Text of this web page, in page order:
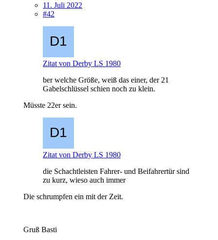
11. Juli 2022
#42
Zitat von Derby LS 1980
ber welche Größe, weiß das einer, der 21
Gabelschlüssel schien noch zu klein.
Müsste 22er sein.
Zitat von Derby LS 1980
die Schachtleisten Fahrer- und Beifahrertür sind
zu kurz, wieso auch immer
Die schrumpfen ein mit der Zeit.
Gruß Basti